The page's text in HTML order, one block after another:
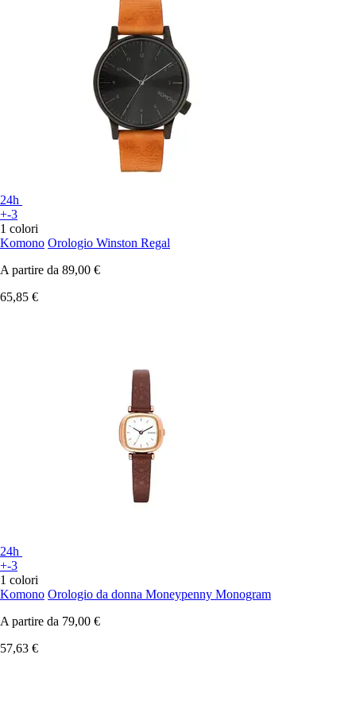
24h
+-3
1 colori
Komono Orologio Winston Regal
A partire da 89,00 €
65,85 €
24h
+-3
1 colori
Komono Orologio da donna Moneypenny Monogram
A partire da 79,00 €
57,63 €